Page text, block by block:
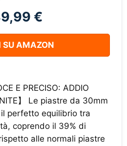
€
SU AMAZON
E PRECISO: ADDIO
】 Le piastre da 30mm
perfetto equilibrio tra
coprendo il 39% di
alle normali piastre